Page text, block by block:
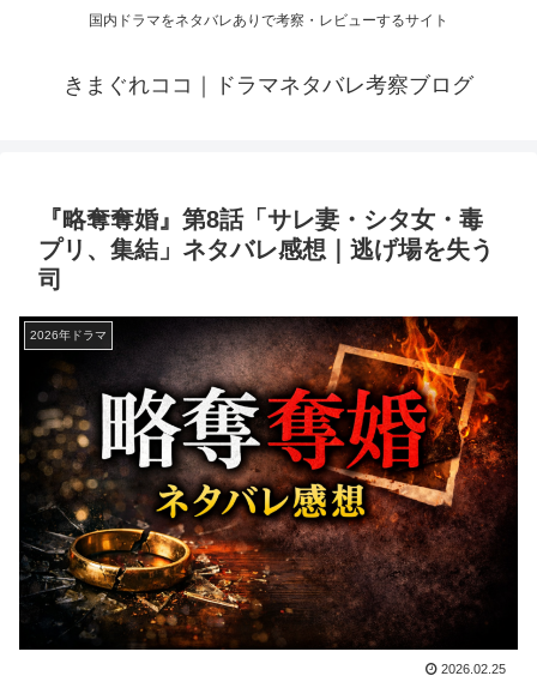
国内ドラマをネタバレありで考察・レビューするサイト
きまぐれココ｜ドラマネタバレ考察ブログ
『略奪奪婚』第8話「サレ妻・シタ女・毒
プリ、集結」ネタバレ感想｜逃げ場を失う
司
2026年ドラマ
2026.02.25